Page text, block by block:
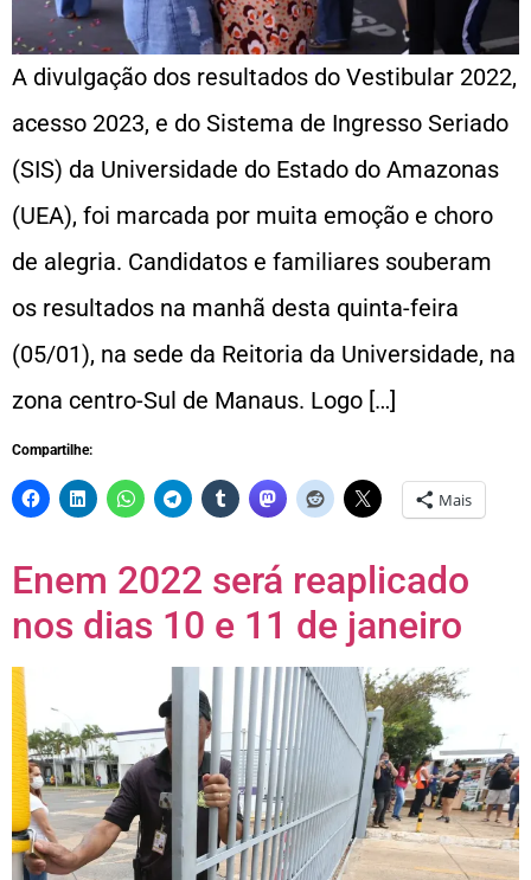
A divulgação dos resultados do Vestibular 2022,
acesso 2023, e do Sistema de Ingresso Seriado
(SIS) da Universidade do Estado do Amazonas
(UEA), foi marcada por muita emoção e choro
de alegria. Candidatos e familiares souberam
os resultados na manhã desta quinta-feira
(05/01), na sede da Reitoria da Universidade, na
zona centro-Sul de Manaus. Logo […]
Compartilhe:
Mais
Enem 2022 será reaplicado
nos dias 10 e 11 de janeiro